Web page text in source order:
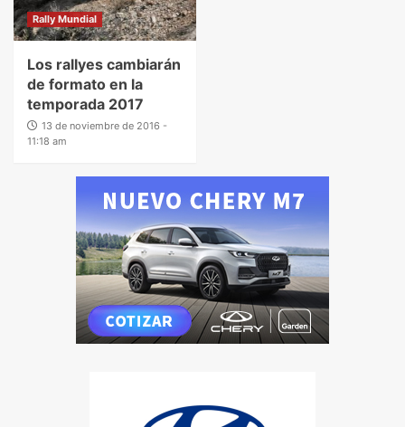
Rally Mundial
Los rallyes cambiarán
de formato en la
temporada 2017
13 de noviembre de 2016 -
11:18 am